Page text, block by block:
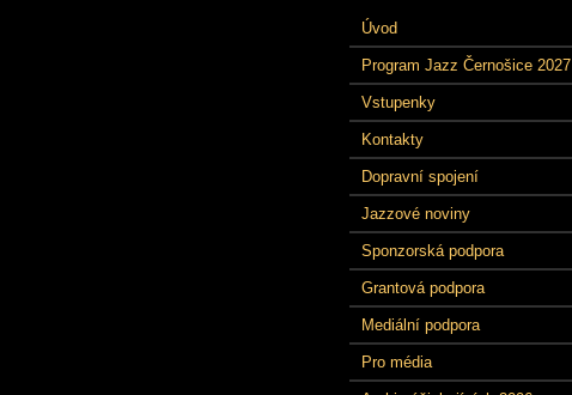
Úvod
Program Jazz Černošice 2027
Vstupenky
Kontakty
Dopravní spojení
Jazzové noviny
Sponzorská podpora
Grantová podpora
Mediální podpora
Pro média